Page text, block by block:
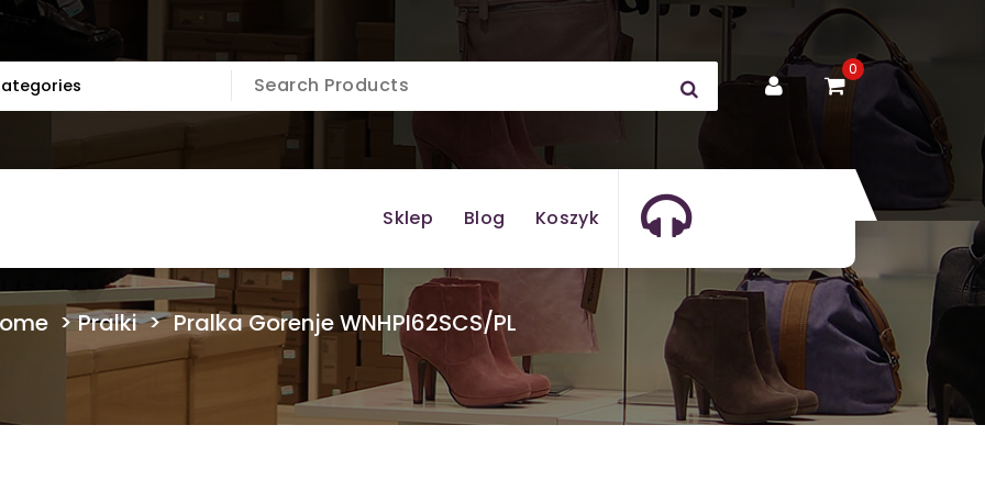
0
Sklep Blog Koszyk
>Pralki> Pralka Gorenje WNHPI62SCS/PL